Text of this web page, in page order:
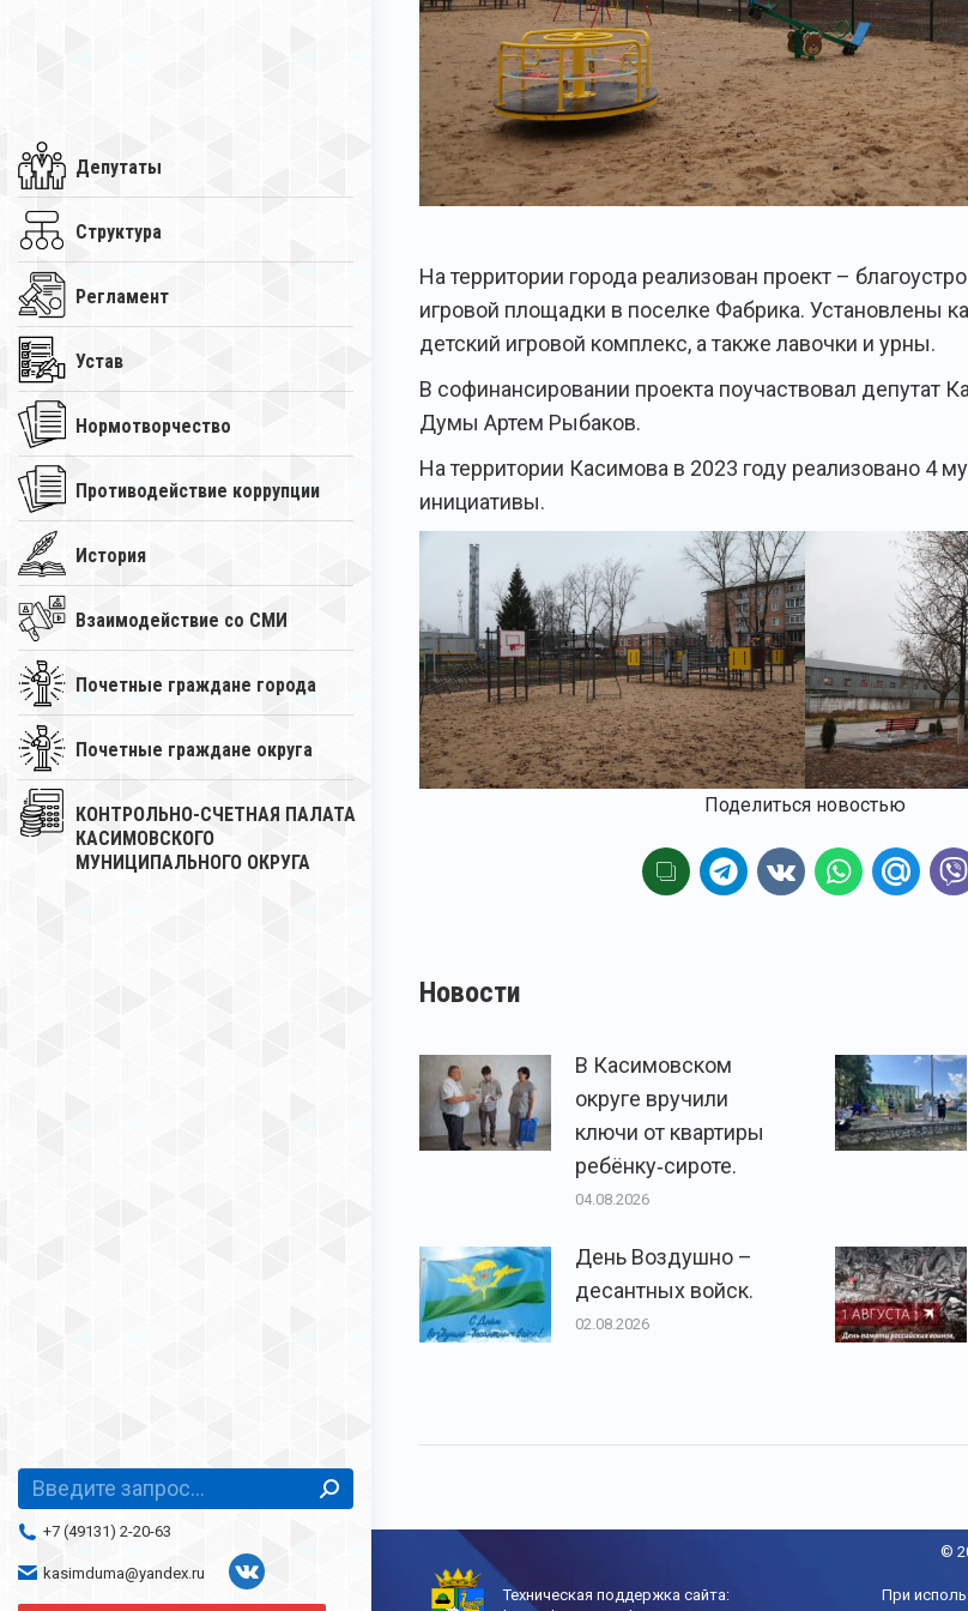
Депутаты
Структура
Регламент
Устав
Нормотворчество
Противодействие коррупции
История
Взаимодействие со СМИ
Почетные граждане города
Почетные граждане округа
КОНТРОЛЬНО-СЧЕТНАЯ ПАЛАТА
КАСИМОВСКОГО
МУНИЦИПАЛЬНОГО ОКРУГА
Поиск:
+7 (49131) 2-20-63
kasimduma@yandex.ru
Страница
На территории города реализован проект –
игровой площадки в поселке Фабрика. Установлены
детский игровой комплекс, а также лавочки и урны.
В софинансировании проекта поучаствовал депутат
Думы Артем Рыбаков.
На территории Касимова в 2023 году реализовано 4
инициативы.
Поделиться новостью
Новости
В Касимовском
округе вручили
ключи от квартиры
ребёнку‑сироте.
04.08.2026
День Воздушно –
десантных войск.
02.08.2026
Техническая поддержка сайта:
©
При